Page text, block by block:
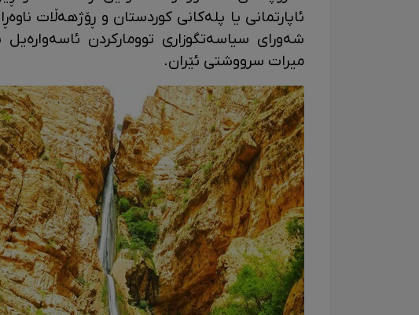
ئاپارتمانی یا پلەکانی کوردستان و ڕۆژهەڵات
شەورای سیاسەتگوزاری توومارکردن
میرات سرووشتی ئێران.